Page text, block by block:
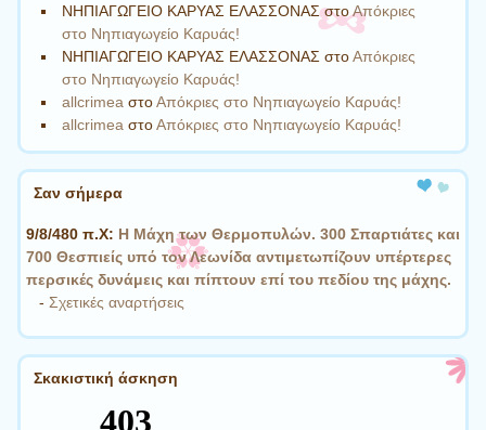
ΝΗΠΙΑΓΩΓΕΙΟ ΚΑΡΥΑΣ ΕΛΑΣΣΟΝΑΣστοΑπόκριες
στο Νηπιαγωγείο Καρυάς!
ΝΗΠΙΑΓΩΓΕΙΟ ΚΑΡΥΑΣ ΕΛΑΣΣΟΝΑΣ στοΑπόκριες
στο Νηπιαγωγείο Καρυάς!
allcrimea στοΑπόκριες στο Νηπιαγωγείο Καρυάς!
allcrimea στοΑπόκριες στο Νηπιαγωγείο Καρυάς!
Σαν σήμερα
9/8/480 π.Χ: Η Μάχη των Θερμοπυλών. 300 Σπαρτιάτες και
700 Θεσπιείς υπό τον Λεωνίδα αντιμετωπίζουν υπέρτερες
περσικές δυνάμεις και πίπτουν επί του πεδίου της μάχης.
- Σχετικές αναρτήσεις
Σκακιστική άσκηση